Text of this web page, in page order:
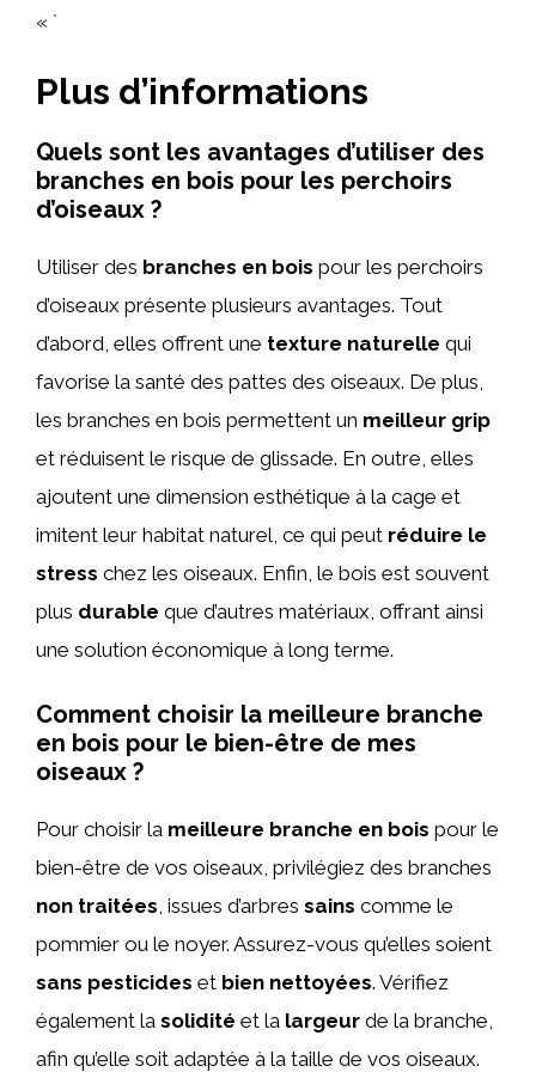
« `
Plus d’informations
Quels sont les avantages d’utiliser des
branches en bois pour les perchoirs
d’oiseaux ?
Utiliser des branches en bois pour les perchoirs
d’oiseaux présente plusieurs avantages. Tout
d’abord, elles offrent une texture naturelle qui
favorise la santé des pattes des oiseaux. De plus,
les branches en bois permettent un meilleur grip
et réduisent le risque de glissade. En outre, elles
ajoutent une dimension esthétique à la cage et
imitent leur habitat naturel, ce qui peut réduire le
stress chez les oiseaux. Enfin, le bois est souvent
plus durable que d’autres matériaux, offrant ainsi
une solution économique à long terme.
Comment choisir la meilleure branche
en bois pour le bien-être de mes
oiseaux ?
Pour choisir la meilleure branche en bois pour le
bien-être de vos oiseaux, privilégiez des branches
non traitées , issues d’arbres sains comme le
pommier ou le noyer. Assurez-vous qu’elles soient
sans pesticides et bien nettoyées. Vérifiez
également la solidité et la largeur de la branche,
afin qu’elle soit adaptée à la taille de vos oiseaux.